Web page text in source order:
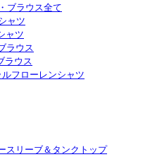
ブラウス全て
ャツ
ャツ
ラウス
ラウス
ルフローレンシャツ
スリーブ＆タンクトップ